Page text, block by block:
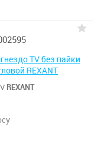
TV без пайки
REXANT
REXANT